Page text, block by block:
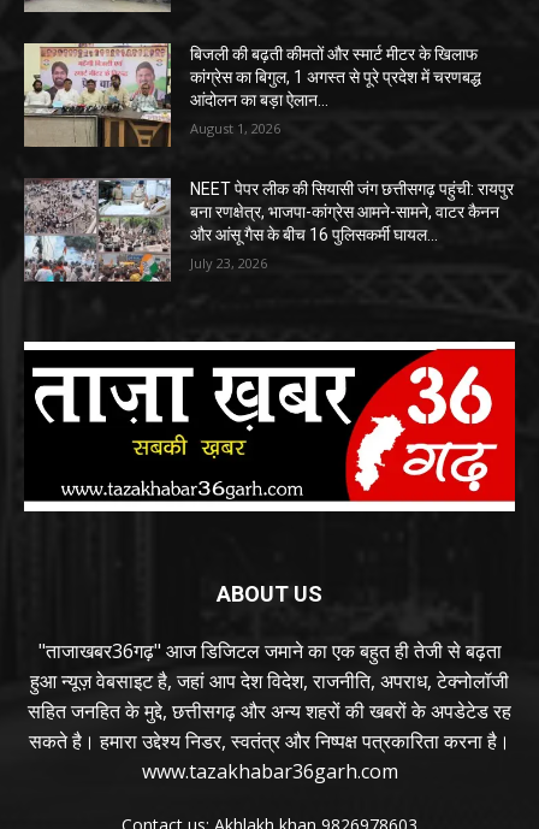
बिजली की बढ़ती कीमतों और स्मार्ट मीटर के खिलाफ
कांग्रेस का बिगुल, 1 अगस्त से पूरे प्रदेश में चरणबद्ध
आंदोलन का बड़ा ऐलान…
August 1, 2026
NEET पेपर लीक की सियासी जंग छत्तीसगढ़ पहुंची: रायपुर
बना रणक्षेत्र, भाजपा-कांग्रेस आमने-सामने, वाटर कैनन
और आंसू गैस के बीच 16 पुलिसकर्मी घायल…
July 23, 2026
ABOUT US
"ताजाखबर36गढ़" आज डिजिटल जमाने का एक बहुत ही तेजी से बढ़ता
हुआ न्यूज़ वेबसाइट है, जहां आप देश विदेश, राजनीति, अपराध, टेक्नोलॉजी
सहित जनहित के मुद्दे, छत्तीसगढ़ और अन्य शहरों की खबरों के अपडेटेड रह
सकते है। हमारा उद्देश्य निडर, स्वतंत्र और निष्पक्ष पत्रकारिता करना है।
www.tazakhabar36garh.com